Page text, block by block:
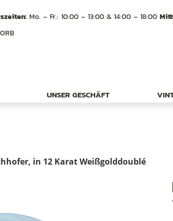
Mo. – Fr.: 10:00 – 13:00 & 14:00 – 18:00
UNSER GESCHÄFT
in 12 Karat Weißgolddoublé